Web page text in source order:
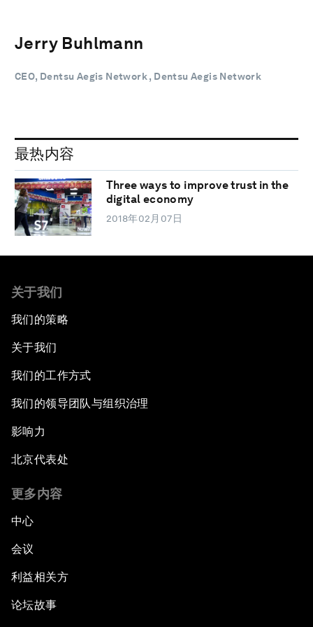
Jerry Buhlmann
CEO, Dentsu Aegis Network , Dentsu Aegis Network
最热内容
Three ways to improve trust in the
digital economy
2018年02月07日
关于我们
我们的策略
关于我们
我们的工作方式
我们的领导团队与组织治理
影响力
北京代表处
更多内容
中心
会议
利益相关方
论坛故事